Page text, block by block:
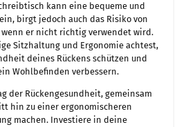
kann eine bequeme und
birgt jedoch auch das Risiko von
wenn er nicht richtig verwendet wird.
Sitzhaltung und Ergonomie achtest,
deines Rückens schützen und
Wohlbefinden verbessern.
der Rückengesundheit, gemeinsam
hin zu einer ergonomischeren
machen. Investiere in deine